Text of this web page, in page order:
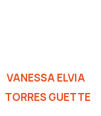
VANESSA ELVIA
TORRES GUETTE